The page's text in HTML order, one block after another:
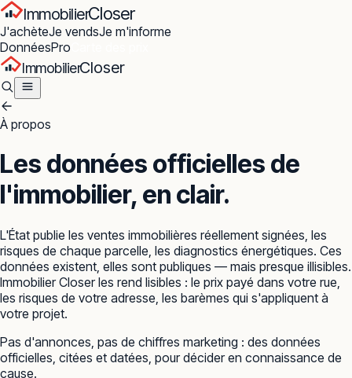
ImmobilierCloser
J'achèteJe vendsJe m'informe
DonnéesPro
ImmobilierCloser
À propos
Les données officielles de
l'immobilier, en clair.
L'État publie les ventes immobilières réellement signées, les
risques de chaque parcelle, les diagnostics énergétiques. Ces
données existent, elles sont publiques — mais presque illisibles.
Immobilier Closer les rend lisibles : le prix payé dans votre rue,
les risques de votre adresse, les barèmes qui s'appliquent à
votre projet.
Pas d'annonces, pas de chiffres marketing : des données
officielles, citées et datées, pour décider en connaissance de
cause.